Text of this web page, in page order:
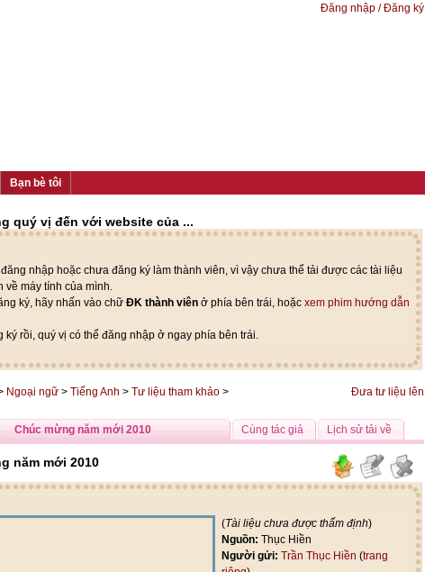
Đăng nhập / Đăng ký
Bạn bè tôi
quý vị đến với website của ...
nhập hoặc chưa đăng ký làm thành viên, vì vậy chưa thể tải được các tài liệu
về máy tính của mình.
ký, hãy nhấn vào chữ ĐK thành viên ở phía bên trái, hoặc xem phim hướng dẫn
ký rồi, quý vị có thể đăng nhập ở ngay phía bên trái.
Đưa tư liệu lên
Ngoại ngữ > Tiếng Anh > Tư liệu tham khảo >
Chúc mừng năm mới 2010 Cùng tác giả Lịch sử tải về
năm mới 2010
(Tài liệu chưa được thẩm định)
Nguồn: Thục Hiền
Người gửi: Trần Thục Hiền (trang